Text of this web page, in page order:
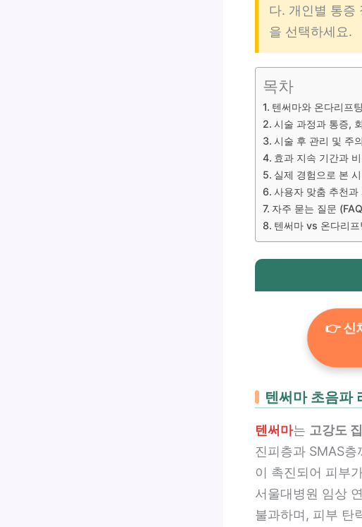
다. 개인별 통증
을 선택하세요.
목차
텐써마와 온다리프
시술 과정과 통증,
시술 후 관리 및 주
효과 지속 기간과
실제 경험으로 본
사용자 맞춤 추천과
자주 묻는 질문
텐써마 vs 온다리
👉 신
텐써마 초음파
텐써마는 고강도
진피층과 SMAS
이 촉진되어 피부
서울대병원 임상
불과하며, 피부 탄